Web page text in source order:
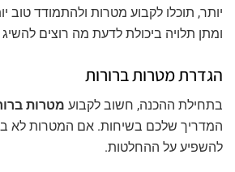
יותר, תוכלו לקבוע מטרות ולהתמודד
ומתן תלויה ביכולת לדעת מה רוצים להשיג
הגדרת מטרות ברורות
בתחילת ההכנה, חשוב לקבוע מטרות
המדריך שלכם בשיחות. אם המטרות לא
להשפיע על ההחלטות.